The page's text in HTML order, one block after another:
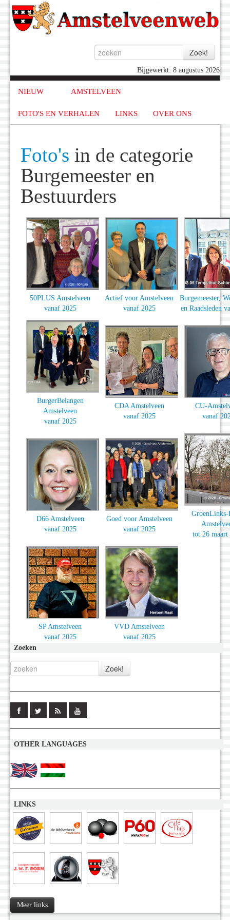
Bijgewerkt: 8 augustus 2026
NIEUW AMSTELVEEN
FOTO'S EN VERHALEN LINKS OVER ONS
Foto's in de categorie
Burgemeester en
Bestuurders
50PLUS Amstelveen
vanaf 2025
Actief voor Amstelveen
vanaf 2025
Burgemeester,
en Raadsleden
BurgerBelangen
Amstelveen
vanaf 2025
CDA Amstelveen
vanaf 2025
CU-
vanaf
D66 Amstelveen
vanaf 2025
Goed voor Amstelveen
vanaf 2025
tot 26 maart
SP Amstelveen
vanaf 2025
VVD Amstelveen
vanaf 2025
Zoeken
OTHER LANGUAGES
LINKS
Meer links